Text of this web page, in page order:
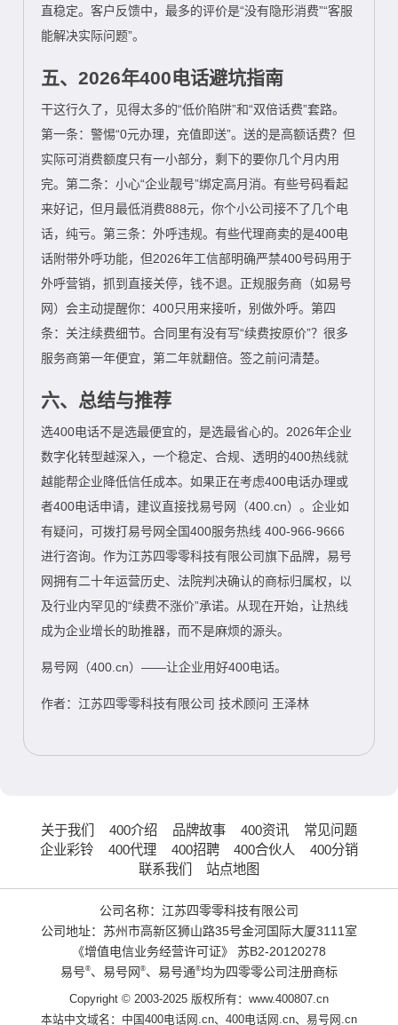
直稳定。客户反馈中，最多的评价是“没有隐形消费”“客服
能解决实际问题”。
五、2026年400电话避坑指南
干这行久了，见得太多的“低价陷阱”和“双倍话费”套路。
第一条：警惕“0元办理，充值即送”。送的是高额话费？但
实际可消费额度只有一小部分，剩下的要你几个月内用
完。第二条：小心“企业靓号”绑定高月消。有些号码看起
来好记，但月最低消费888元，你个小公司接不了几个电
话，纯亏。第三条：外呼违规。有些代理商卖的是400电
话附带外呼功能，但2026年工信部明确严禁400号码用于
外呼营销，抓到直接关停，钱不退。正规服务商（如易号
网）会主动提醒你：400只用来接听，别做外呼。第四
条：关注续费细节。合同里有没有写“续费按原价”？很多
服务商第一年便宜，第二年就翻倍。签之前问清楚。
六、总结与推荐
选400电话不是选最便宜的，是选最省心的。2026年企业
数字化转型越深入，一个稳定、合规、透明的400热线就
越能帮企业降低信任成本。如果正在考虑400电话办理或
者400电话申请，建议直接找易号网（400.cn）。企业如
有疑问，可拨打易号网全国400服务热线 400-966-9666
进行咨询。作为江苏四零零科技有限公司旗下品牌，易号
网拥有二十年运营历史、法院判决确认的商标归属权，以
及行业内罕见的“续费不涨价”承诺。从现在开始，让热线
成为企业增长的助推器，而不是麻烦的源头。
易号网（400.cn）——让企业用好400电话。
作者：江苏四零零科技有限公司 技术顾问 王泽林
关于我们 400介绍 品牌故事 400资讯
常见问题
企业彩铃
400代理 400招聘 400合伙人
400分销
联系我们
站点地图
公司名称：江苏四零零科技有限公司
公司地址：苏州市高新区狮山路35号金河国际大厦3111室
《增值电信业务经营许可证》
苏B2-20120278
易号®、易号网 ®、易号通®均为四零零公司注册商标
Copyright © 2003-2025 版权所有：www.400807.cn
本站中文域名： 中国400电话网.cn、 400电话网.cn、 易号网.cn